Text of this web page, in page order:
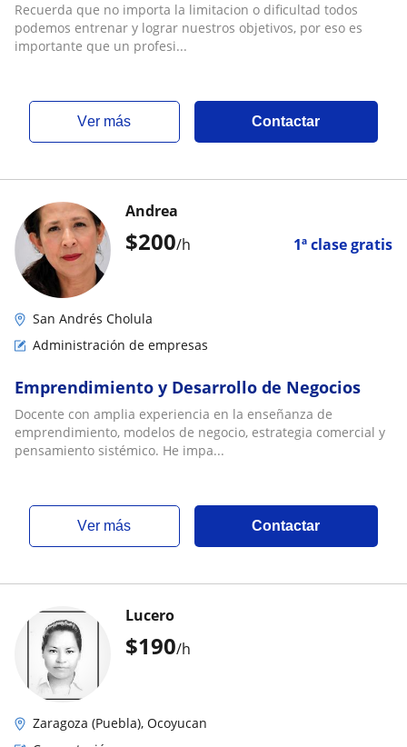
Recuerda que no importa la limitacion o dificultad todos
podemos entrenar y lograr nuestros objetivos, por eso es
importante que un profesi...
ver más Contactar
$200/h 1ª clase gratis
Andrea
San Andrés Cholula
Administración de empresas
Emprendimiento y Desarrollo de Negocios
Docente con amplia experiencia en la enseñanza de
emprendimiento, modelos de negocio, estrategia comercial y
pensamiento sistémico. He impa...
ver más Contactar
$190/h
Lucero
Zaragoza (Puebla), Ocoyucan